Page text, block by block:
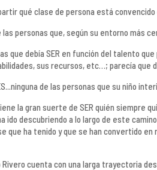
qué clase de persona está
las personas que, según su entorno más
que debía SER en función del talento
sus recursos, etc…; parecía que
de las personas que su niño
la gran suerte de SER quién siempre
ido descubriendo a lo largo de este
que ha tenido y que se han convertido
Rivero cuenta con una larga trayectoria